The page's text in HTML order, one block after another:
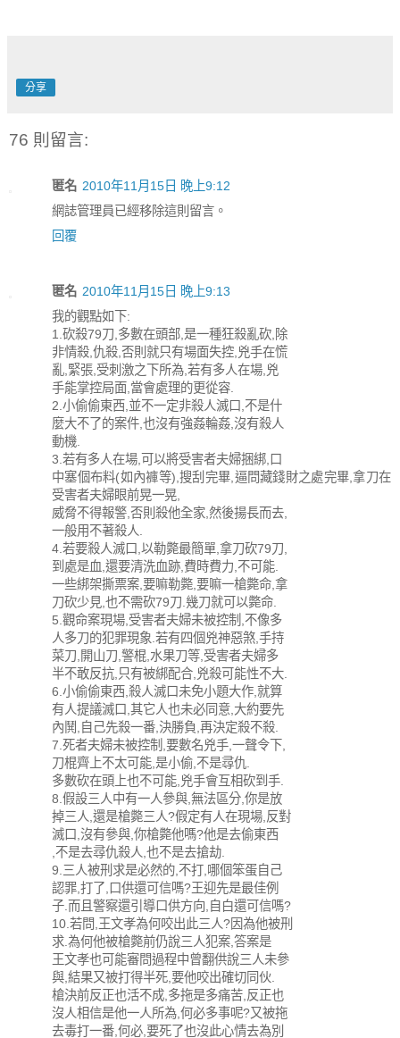
分享
76 則留言:
匿名 2010年11月15日 晚上9:12
網誌管理員已經移除這則留言。
回覆
匿名 2010年11月15日 晚上9:13
我的觀點如下:
1.砍殺79刀,多數在頭部,是一種狂殺亂砍,除
非情殺,仇殺,否則就只有場面失控,兇手在慌
亂,緊張,受刺激之下所為,若有多人在場,兇
手能掌控局面,當會處理的更從容.
2.小偷偷東西,並不一定非殺人滅口,不是什
麼大不了的案件,也沒有強姦輪姦,沒有殺人
動機.
3.若有多人在場,可以將受害者夫婦捆綁,口
中塞個布料(如內褲等),搜刮完畢,逼問藏錢財之處完畢,拿刀在
受害者夫婦眼前晃一晃,
威脅不得報警,否則殺他全家,然後揚長而去,
一般用不著殺人.
4.若要殺人滅口,以勒斃最簡單,拿刀砍79刀,
到處是血,還要清洗血跡,費時費力,不可能.
一些綁架撕票案,要嘛勒斃,要嘛一槍斃命,拿
刀砍少見,也不需砍79刀.幾刀就可以斃命.
5.觀命案現場,受害者夫婦未被控制,不像多
人多刀的犯罪現象.若有四個兇神惡煞,手持
菜刀,開山刀,警棍,水果刀等,受害者夫婦多
半不敢反抗,只有被綁配合,兇殺可能性不大.
6.小偷偷東西,殺人滅口未免小題大作,就算
有人提議滅口,其它人也未必同意,大約要先
內鬨,自己先殺一番,決勝負,再決定殺不殺.
7.死者夫婦未被控制,要數名兇手,一聲令下,
刀棍齊上不太可能,是小偷,不是尋仇.
多數砍在頭上也不可能,兇手會互相砍到手.
8.假設三人中有一人參與,無法區分,你是放
掉三人,還是槍斃三人?假定有人在現場,反對
滅口,沒有參與,你槍斃他嗎?他是去偷東西
,不是去尋仇殺人,也不是去搶劫.
9.三人被刑求是必然的,不打,哪個笨蛋自己
認罪,打了,口供還可信嗎?王迎先是最佳例
子.而且警察還引導口供方向,自白還可信嗎?
10.若問,王文孝為何咬出此三人?因為他被刑
求.為何他被槍斃前仍說三人犯案,答案是
王文孝也可能審問過程中曾翻供說三人未參
與,結果又被打得半死,要他咬出確切同伙.
槍決前反正也活不成,多拖是多痛苦,反正也
沒人相信是他一人所為,何必多事呢?又被拖
去毒打一番,何必,要死了也沒此心情去為別